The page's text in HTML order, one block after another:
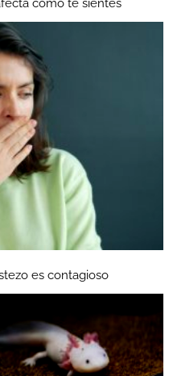
cómo te sientes
es contagioso